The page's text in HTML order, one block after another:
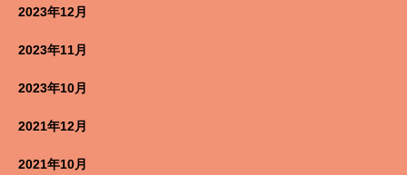
2023年12月
2023年11月
2023年10月
2021年12月
2021年10月